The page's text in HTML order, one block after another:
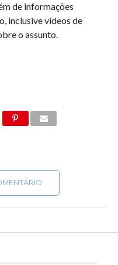
de informações
inclusive vídeos de
o assunto.